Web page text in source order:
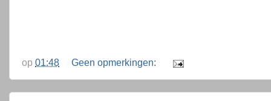
op 01:48 Geen opmerkingen: